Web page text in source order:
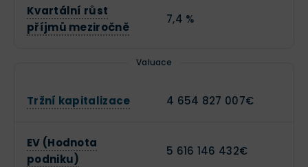
Kvartální růst
příjmů meziročně
7,4 %
Valuace
Tržní kapitalizace 4 654 827 007€
EV (Hodnota
podniku)
5 616 146 432€